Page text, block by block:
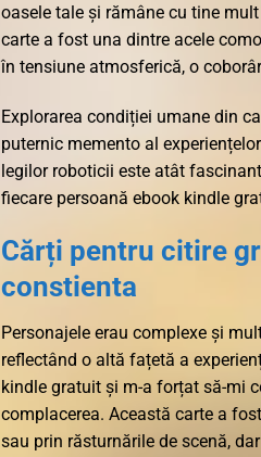
oasele tale și rămâne cu tine
carte a fost una dintre acele
în tensiune atmosferică, o
Explorarea condiției umane din
puternic memento al
legilor roboticii este atât
fiecare persoană ebook kindle
Cărți pentru citire
constienta
Personajele erau complexe și
reflectând o altă fațetă a
kindle gratuit și m-a forțat să-mi
complacerea. Această carte a
sau prin răsturnările de scenă,